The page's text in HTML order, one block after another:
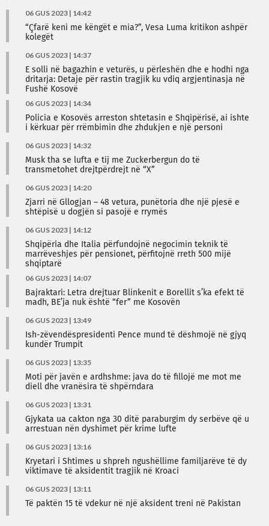
06 GUS 2023 | 14:42
“Çfarë keni me këngët e mia?”, Vesa Luma kritikon ashpër
kolegët
06 GUS 2023 | 14:37
E solli në bagazhin e veturës, u përleshën dhe e hodhi nga
dritarja: Detaje për rastin tragjik ku vdiq argjentinasja në
Fushë Kosovë
06 GUS 2023 | 14:34
Policia e Kosovës arreston shtetasin e Shqipërisë, ai ishte
i kërkuar për rrëmbimin dhe zhdukjen e një personi
06 GUS 2023 | 14:32
Musk tha se lufta e tij me Zuckerbergun do të
transmetohet drejtpërdrejt në “X”
06 GUS 2023 | 14:20
Zjarri në Gllogjan – 48 vetura, punëtoria dhe një pjesë e
shtëpisë u dogjën si pasojë e rrymës
06 GUS 2023 | 14:12
Shqipëria dhe Italia përfundojnë negocimin teknik të
marrëveshjes për pensionet, përfitojnë rreth 500 mijë
shqiptarë
06 GUS 2023 | 14:07
Bajraktari: Letra drejtuar Blinkenit e Borellit s’ka efekt të
madh, BE’ja nuk është “fer” me Kosovën
06 GUS 2023 | 13:49
Ish-zëvendëspresidenti Pence mund të dëshmojë në gjyq
kundër Trumpit
06 GUS 2023 | 13:35
Moti për javën e ardhshme: java do të fillojë me mot me
diell dhe vranësira të shpërndara
06 GUS 2023 | 13:31
Gjykata ua cakton nga 30 ditë paraburgim dy serbëve që u
arrestuan nën dyshimet për krime lufte
06 GUS 2023 | 13:16
Kryetari i Shtimes u shpreh ngushëllime familjarëve të dy
viktimave të aksidentit tragjik në Kroaci
06 GUS 2023 | 13:11
Të paktën 15 të vdekur në një aksident treni në Pakistan